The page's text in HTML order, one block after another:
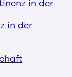
in der
in der